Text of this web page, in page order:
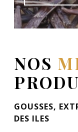
NOS
GOUSSES,
DES ILES